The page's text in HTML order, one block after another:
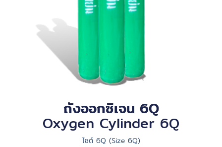
ถังออกซิเจน 6Q
Oxygen Cylinder 6Q
ไซต์ 6Q (Size 6Q)